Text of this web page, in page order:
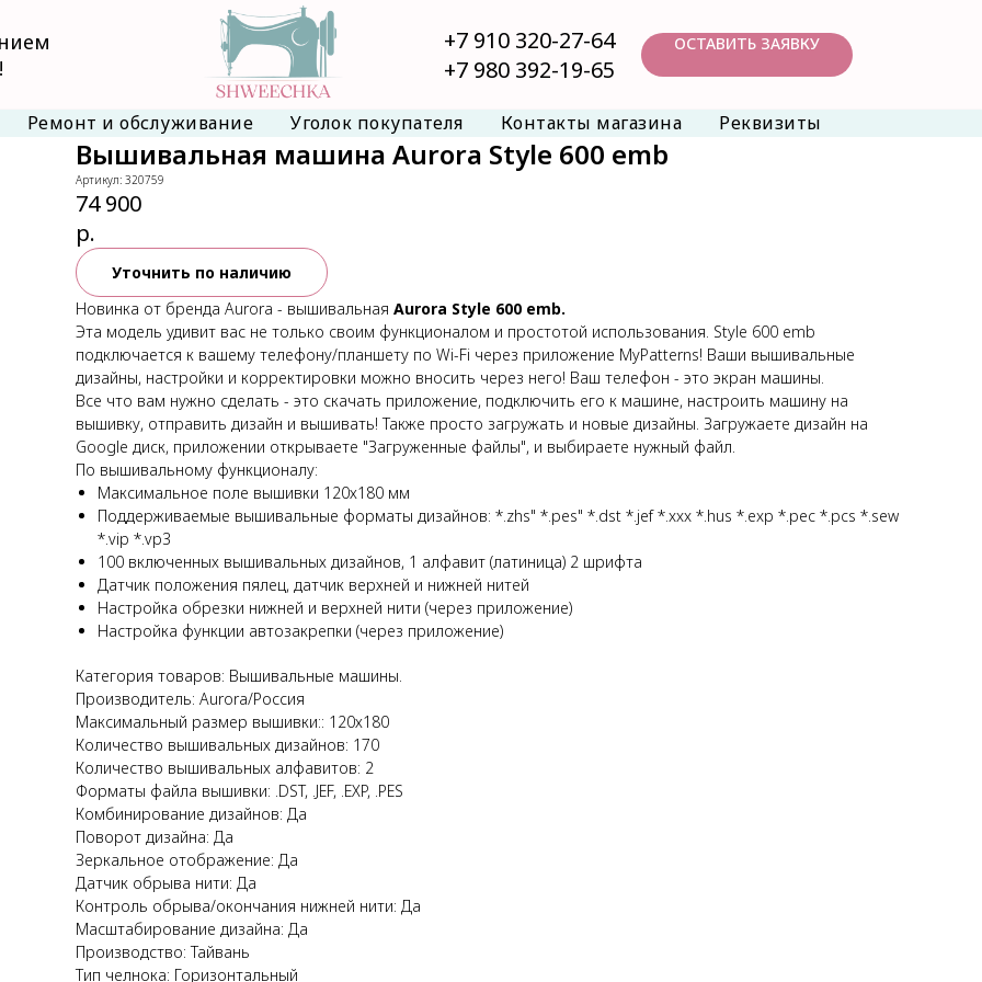
+7 910 320-27-64
+7 980 392-19-65
ОСТАВИТЬ ЗАЯВКУ
Ремонт и обслуживание Уголок покупателя Контакты магазина Реквизиты
Вышивальная машина Aurora Style 600 emb
Артикул: 320759
74 900
р.
Уточнить по наличию
Новинка от бренда Aurora - вышивальная Aurora Style 600 emb.
Эта модель удивит вас не только своим функционалом и простотой использования. Style 600 emb
подключается к вашему телефону/планшету по Wi-Fi через приложение MyPatterns! Ваши вышивальные
дизайны, настройки и корректировки можно вносить через него! Ваш телефон - это экран машины.
Все что вам нужно сделать - это скачать приложение, подключить его к машине, настроить машину на
вышивку, отправить дизайн и вышивать! Также просто загружать и новые дизайны. Загружаете дизайн на
Google диск, приложении открываете "Загруженные файлы", и выбираете нужный файл.
По вышивальному функционалу:
Максимальное поле вышивки 120х180 мм
Поддерживаемые вышивальные форматы дизайнов: *.zhs" *.pes" *.dst *.jef *.xxx *.hus *.exp *.pec *.pcs *.sew
*.vip *.vp3
100 включенных вышивальных дизайнов, 1 алфавит (латиница) 2 шрифта
Датчик положения пялец, датчик верхней и нижней нитей
Настройка обрезки нижней и верхней нити (через приложение)
Настройка функции автозакрепки (через приложение)
Категория товаров: Вышивальные машины.
Производитель: Aurora/Россия
Максимальный размер вышивки:: 120х180
Количество вышивальных дизайнов: 170
Количество вышивальных алфавитов: 2
Форматы файла вышивки: .DST, .JEF, .EXP, .PES
Комбинирование дизайнов: Да
Поворот дизайна: Да
Зеркальное отображение: Да
Датчик обрыва нити: Да
Контроль обрыва/окончания нижней нити: Да
Масштабирование дизайна: Да
Производство: Тайвань
Тип челнока: Горизонтальный